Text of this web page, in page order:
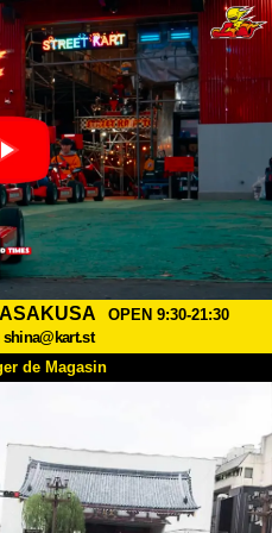
OPEN 9:30-21:30
shina@kart.st
de Magasin
Tarifs
FAQ